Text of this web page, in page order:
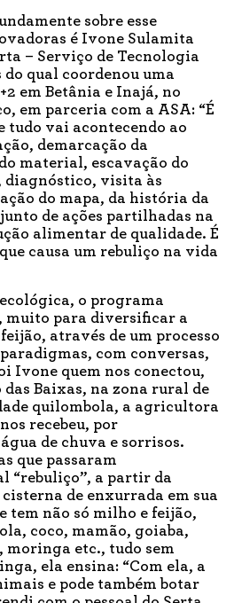
sobre esse
é Ivone Sulamita
– Serviço de Tecnologia
qual coordenou uma
em Betânia e Inajá, no
em parceria com a ASA: “É
tudo vai acontecendo ao
demarcação da
material, escavação do
diagnóstico, visita às
do mapa, da história da
de ações partilhadas na
alimentar de qualidade. É
causa um rebuliço na vida
o programa
muito para diversificar a
através de um processo
com conversas,
Ivone quem nos conectou,
Baixas, na zona rural de
quilombola, a agricultora
recebeu, por
de chuva e sorrisos.
que passaram
“rebuliço”, a partir da
de enxurrada em sua
tem não só milho e feijão,
coco, mamão, goiaba,
moringa etc., tudo sem
ela ensina: “Com ela, a
e pode também botar